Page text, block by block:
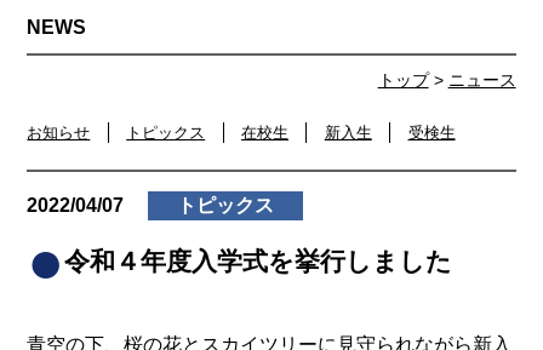
トップ> ニュース
お知らせ トピックス 在校生 新入生 受検生
2022/04/07 トピックス
令和４年度入学式を挙行しました
青空の下、桜の花とスカイツリーに見守られながら新入